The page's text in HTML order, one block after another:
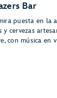
Bar
puesta en la
y cervezas
con música en